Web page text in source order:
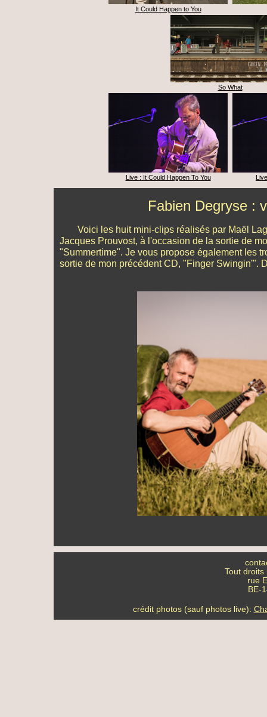
It Could Happen to You
So What
Live : It Could Happen To You
Fabien Degryse :
Voici les huit mini-clips réalisés par Maël
Jacques Prouvost, à l'occasion de la sortie de
"Summertime". Je vous propose également les
sortie de mon précédent CD, "Finger Swingin'".
Tout
rue
BE-
crédit photos (sauf photos live):